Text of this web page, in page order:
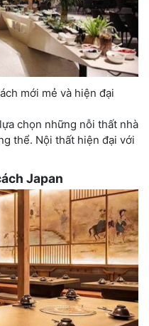
mới mẻ và hiện đại
chọn những nỗi thất nhà
thể. Nội thất hiện đại với
Japan